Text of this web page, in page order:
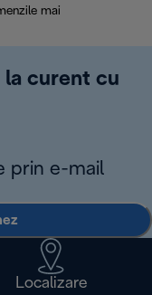
mai
curent cu
prin e-mail
Localizare